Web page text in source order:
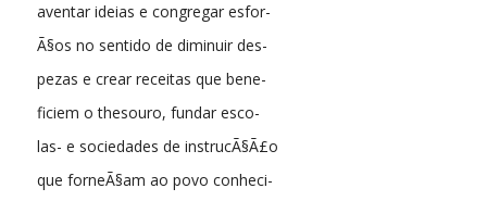
aventar ideias e congregar esfor-
Ã§os no sentido de diminuir des-
pezas e crear receitas que bene-
ficiem o thesouro, fundar esco-
las- e sociedades de instrucÃ§Ã£o
que forneÃ§am ao povo conheci-